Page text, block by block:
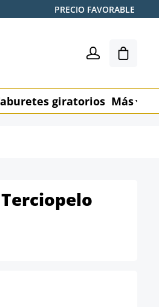
PRECIO FAVORABLE
El
giratorios Más